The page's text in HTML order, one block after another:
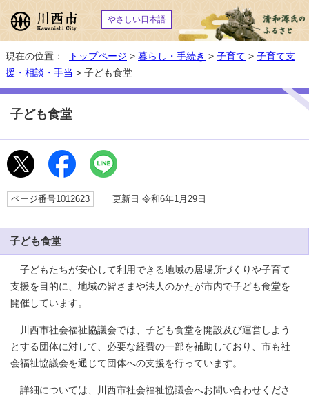
やさしい日本語
現在の位置： トップページ > 暮らし・手続き > 子育て > 子育て支
援・相談・手当 > 子ども食堂
子ども食堂
ページ番号1012623 更新日 令和6年1月29日
子ども食堂
子どもたちが安心して利用できる地域の居場所づくりや子育て
支援を目的に、地域の皆さまや法人のかたが市内で子ども食堂を
開催しています。
川西市社会福祉協議会では、子ども食堂を開設及び運営しよう
とする団体に対して、必要な経費の一部を補助しており、市も社
会福祉協議会を通じて団体への支援を行っています。
詳細については、川西市社会福祉協議会へお問い合わせくださ